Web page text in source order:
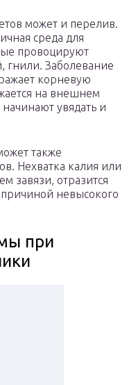
может и перелив.
среда для
провоцируют
гнили. Заболевание
корневую
на внешнем
увядать и
также
Нехватка калия или
завязи, отразится
причиной невысокого
при